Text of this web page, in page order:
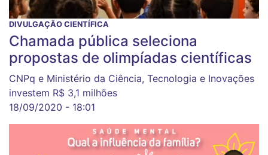
DIVULGAÇÃO CIENTÍFICA
Chamada pública seleciona
propostas de olimpíadas científicas
CNPq e Ministério da Ciência, Tecnologia e Inovações
investem R$ 3,1 milhões
18/09/2020 - 18:01